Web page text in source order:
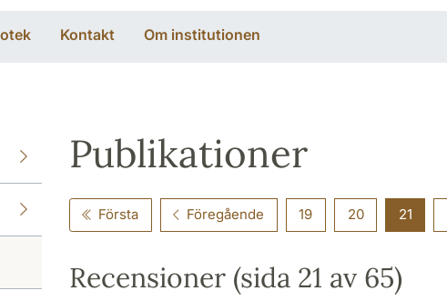
Kontakt Om institutionen
Publikationer
Första Föregående 19 20 21
Recensioner (sida 21 av 65)